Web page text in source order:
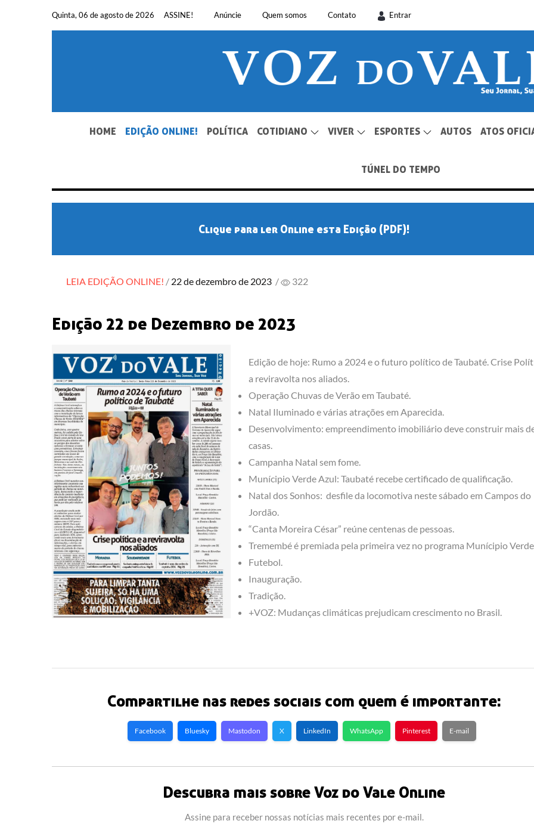
Quinta, 06 de agosto de 2026 ASSINE! Anúncie Quem somos Contato Entrar
SEU JORNAL, SUA VOZ. DESDE 1948.
HOME EDIÇÃO ONLINE! POLÍTICA COTIDIANO VIVER ESPORTES AUTOS ATOS
TÚNEL DO TEMPO
Clique para ler Online esta Edição (PDF)!
LEIA EDIÇÃO ONLINE! Posted
22 de dezembro de 2023 / 322
Edição 22 de Dezembro de 2023
Edição de hoje: Rumo a 2024 e o futuro político de Taubaté. Crise
a reviravolta nos aliados.
Operação Chuvas de Verão em Taubaté.
Natal Iluminado e várias atrações em Aparecida.
Desenvolvimento: empreendimento imobiliário deve construir mais
casas.
Campanha Natal sem fome.
Munícipio Verde Azul: Taubaté recebe certificado de qualificação.
Natal dos Sonhos: desfile da locomotiva neste sábado em Campos do
Jordão.
“Canta Moreira César” reúne centenas de pessoas.
Tremembé é premiada pela primeira vez no programa Munícipio
Futebol.
Inauguração.
Tradição.
+VOZ: Mudanças climáticas prejudicam crescimento no Brasil.
Compartilhe nas redes sociais com quem é importante:
Facebook Bluesky Mastodon X LinkedIn WhatsApp Pinterest E-mail
Descubra mais sobre Voz do Vale Online
Assine para receber nossas notícias mais recentes por e-mail.